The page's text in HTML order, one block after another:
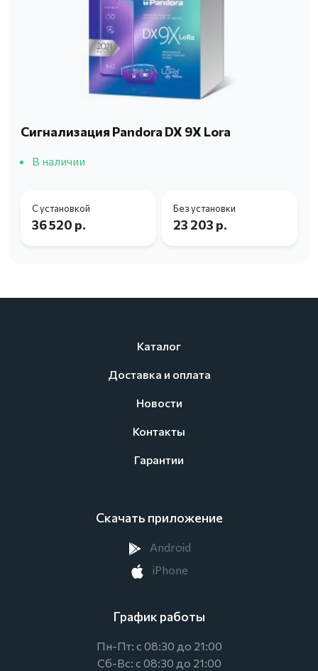
Сигнализация Pandora DX 9X Lora
В наличии
С установкой
36 520 р.
Без установки
23 203 р.
Каталог
Доставка и оплата
Новости
Контакты
Гарантии
Скачать приложение
Android
iPhone
График работы
Пн-Пт: с 08:30 до 21:00
Сб-Вс: с 08:30 до 21:00